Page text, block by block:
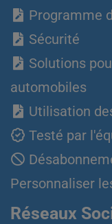
Programme
Sécurité
Solutions
automobiles
Utilisation
Testé par
Personnaliser
Réseaux